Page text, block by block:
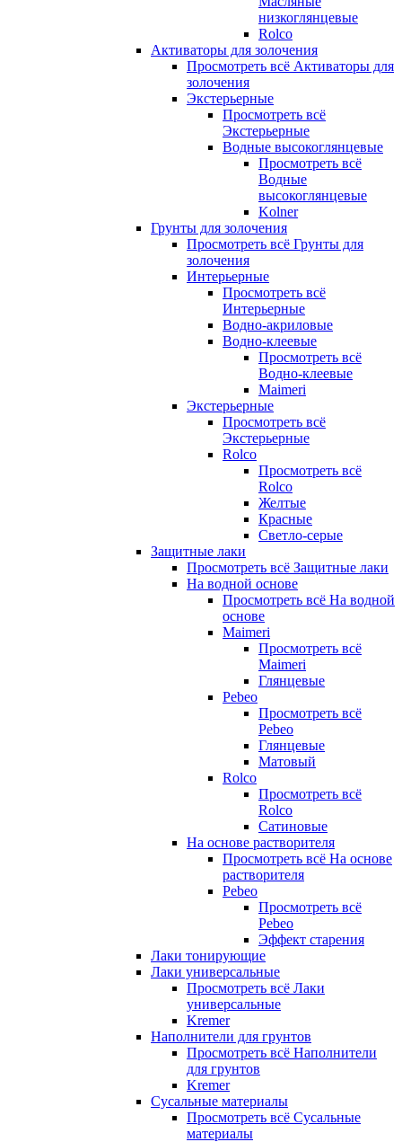
низкоглянцевые
Rolco
Активаторы для золочения
Просмотреть всё Активаторы для
золочения
Экстерьерные
Просмотреть всё
Экстерьерные
Водные высокоглянцевые
Просмотреть всё
Водные
высокоглянцевые
Kolner
Грунты для золочения
Просмотреть всё Грунты для
золочения
Интерьерные
Просмотреть всё
Интерьерные
Водно-акриловые
Водно-клеевые
Просмотреть всё
Водно-клеевые
Maimeri
Экстерьерные
Просмотреть всё
Экстерьерные
Rolco
Просмотреть всё
Rolco
Желтые
Красные
Светло-серые
Защитные лаки
Просмотреть всё Защитные лаки
На водной основе
Просмотреть всё На водной
основе
Maimeri
Просмотреть всё
Maimeri
Глянцевые
Pebeo
Просмотреть всё
Pebeo
Глянцевые
Матовый
Rolco
Просмотреть всё
Rolco
Сатиновые
На основе растворителя
Просмотреть всё На основе
растворителя
Pebeo
Просмотреть всё
Pebeo
Эффект старения
Лаки тонирующие
Лаки универсальные
Просмотреть всё Лаки
универсальные
Kremer
Наполнители для грунтов
Просмотреть всё Наполнители
для грунтов
Kremer
Сусальные материалы
Просмотреть всё Сусальные
материалы